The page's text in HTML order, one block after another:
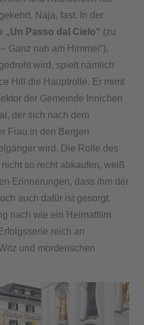
Naja, fast. In der
„Un Passo dal Cielo“ (zu
Ganz nah am Himmel“),
wird, spielt nämlich
Hill die Hauptrolle. Er mimt
der Gemeinde Innichen
der sich nach dem
Frau in den Bergen
wird. Die Rolle des
so recht abkaufen, weiß
Erinnerungen, dass ihm der
auch dafür ist gesorgt.
nach wie ein Heimatfilm
reich an
und mörderischen